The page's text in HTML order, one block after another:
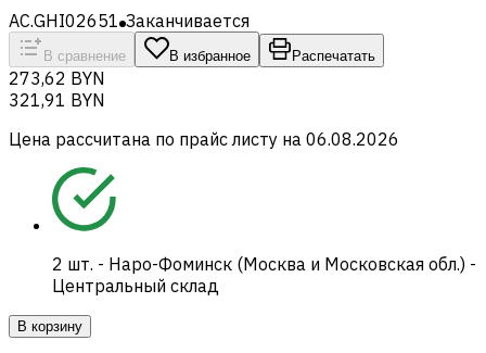
AC.GHI02651 Заканчивается
В сравнение В избранное Распечатать
273,62 BYN
321,91 BYN
Цена рассчитана по прайс листу на 06.08.2026
2 шт. - Наро-Фоминск (Москва и Московская обл.) -
Центральный склад
В корзину